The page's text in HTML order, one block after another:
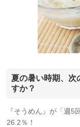
夏の暑い時期、次
すか？
『そうめん』が「週
26.2％！